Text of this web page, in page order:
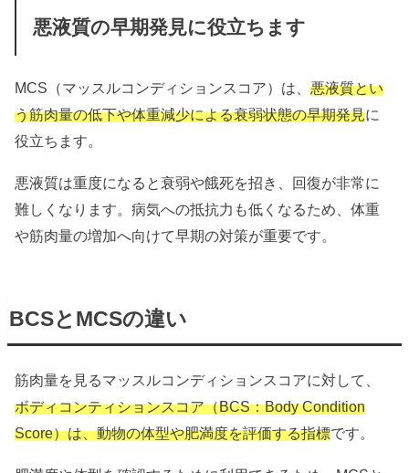
悪液質の早期発見に役立ちます
MCS（マッスルコンディションスコア）は、悪液質とい
う筋肉量の低下や体重減少による衰弱状態の早期発見に
役立ちます。
悪液質は重度になると衰弱や餓死を招き、回復が非常に
難しくなります。病気への抵抗力も低くなるため、体重
や筋肉量の増加へ向けて早期の対策が重要です。
BCSとMCSの違い
筋肉量を見るマッスルコンディションスコアに対して、
ボディコンティションスコア（BCS：Body Condition
Score）は、動物の体型や肥満度を評価する指標です。